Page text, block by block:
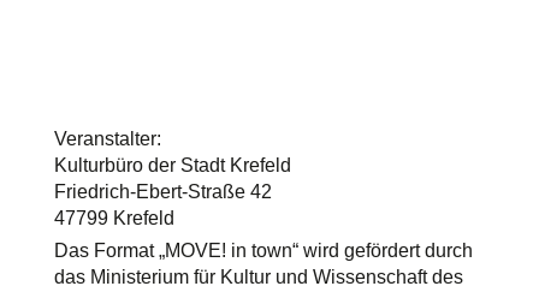
Veranstalter:
Kulturbüro der Stadt Krefeld
Friedrich-Ebert-Straße 42
47799 Krefeld
Das Format „MOVE! in town“ wird gefördert durch
das Ministerium für Kultur und Wissenschaft des